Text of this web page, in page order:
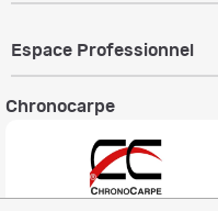
Espace Professionnel
Chronocarpe